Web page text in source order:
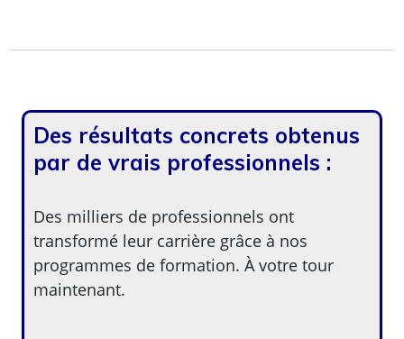
Des résultats concrets obtenus
par de vrais professionnels :
Des milliers de professionnels ont
transformé leur carrière grâce à nos
programmes de formation. À votre tour
maintenant.